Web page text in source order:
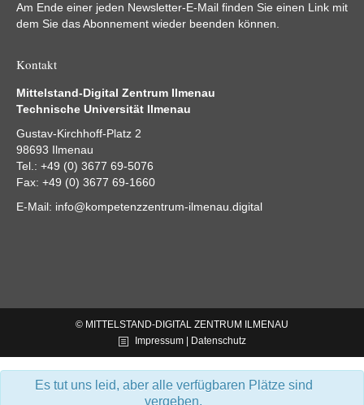
Am Ende einer jeden Newsletter-E-Mail finden Sie einen Link mit
dem Sie das Abonnement wieder beenden können.
Kontakt
Mittelstand-Digital Zentrum Ilmenau
Technische Universität Ilmenau
Gustav-Kirchhoff-Platz 2
98693 Ilmenau
Tel.: +49 (0) 3677 69-5076
Fax: +49 (0) 3677 69-1660
E-Mail: info@kompetenzzentrum-ilmenau.digital
© MITTELSTAND-DIGITAL ZENTRUM ILMENAU
Impressum | Datenschutz
Es tut uns leid, aber alle verfügbaren Plätze sind
vergeben.